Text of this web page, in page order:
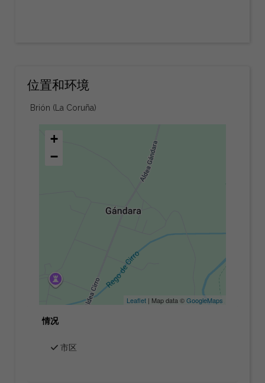
位置和环境
Brión (La Coruña)
+
−
Leaflet| Map data ©GoogleMaps
情况
市区